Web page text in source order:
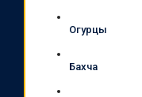
Огурцы
Бахча